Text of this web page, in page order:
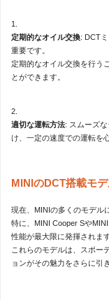
定期的なオイル交換: DCT
重要です。
定期的なオイル交換を行う
とができます。
適切な運転方法: スムーズ
け、一定の速度での運転を
MINIのDCT搭載モ
現在、MINIの多くのモデル
特に、MINI Cooper Sや
性能が最大限に発揮されます
これらのモデルは、スポー
ョンがその魅力をさらに引